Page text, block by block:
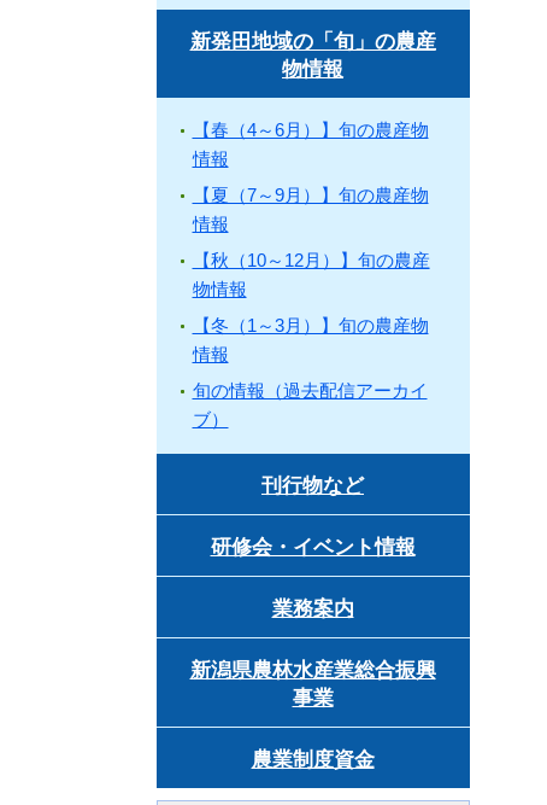
新発田地域の「旬」の農産
物情報
【春（4～6月）】旬の農産物
情報
【夏（7～9月）】旬の農産物
情報
【秋（10～12月）】旬の農産
物情報
【冬（1～3月）】旬の農産物
情報
旬の情報（過去配信アーカイ
ブ）
刊行物など
研修会・イベント情報
業務案内
新潟県農林水産業総合振興
事業
農業制度資金